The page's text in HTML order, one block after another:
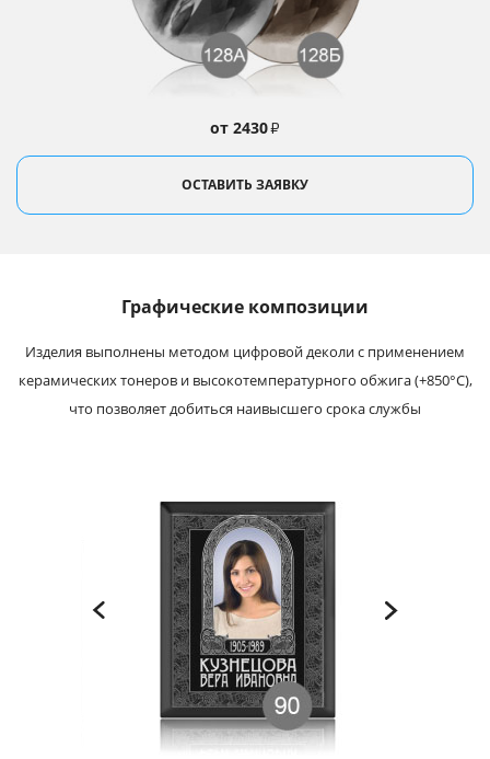
от 2430₽
ОСТАВИТЬ ЗАЯВКУ
Графические композиции
Изделия выполнены методом цифровой деколи с применением
керамических тонеров и высокотемпературного обжига (+850°С),
что позволяет добиться наивысшего срока службы